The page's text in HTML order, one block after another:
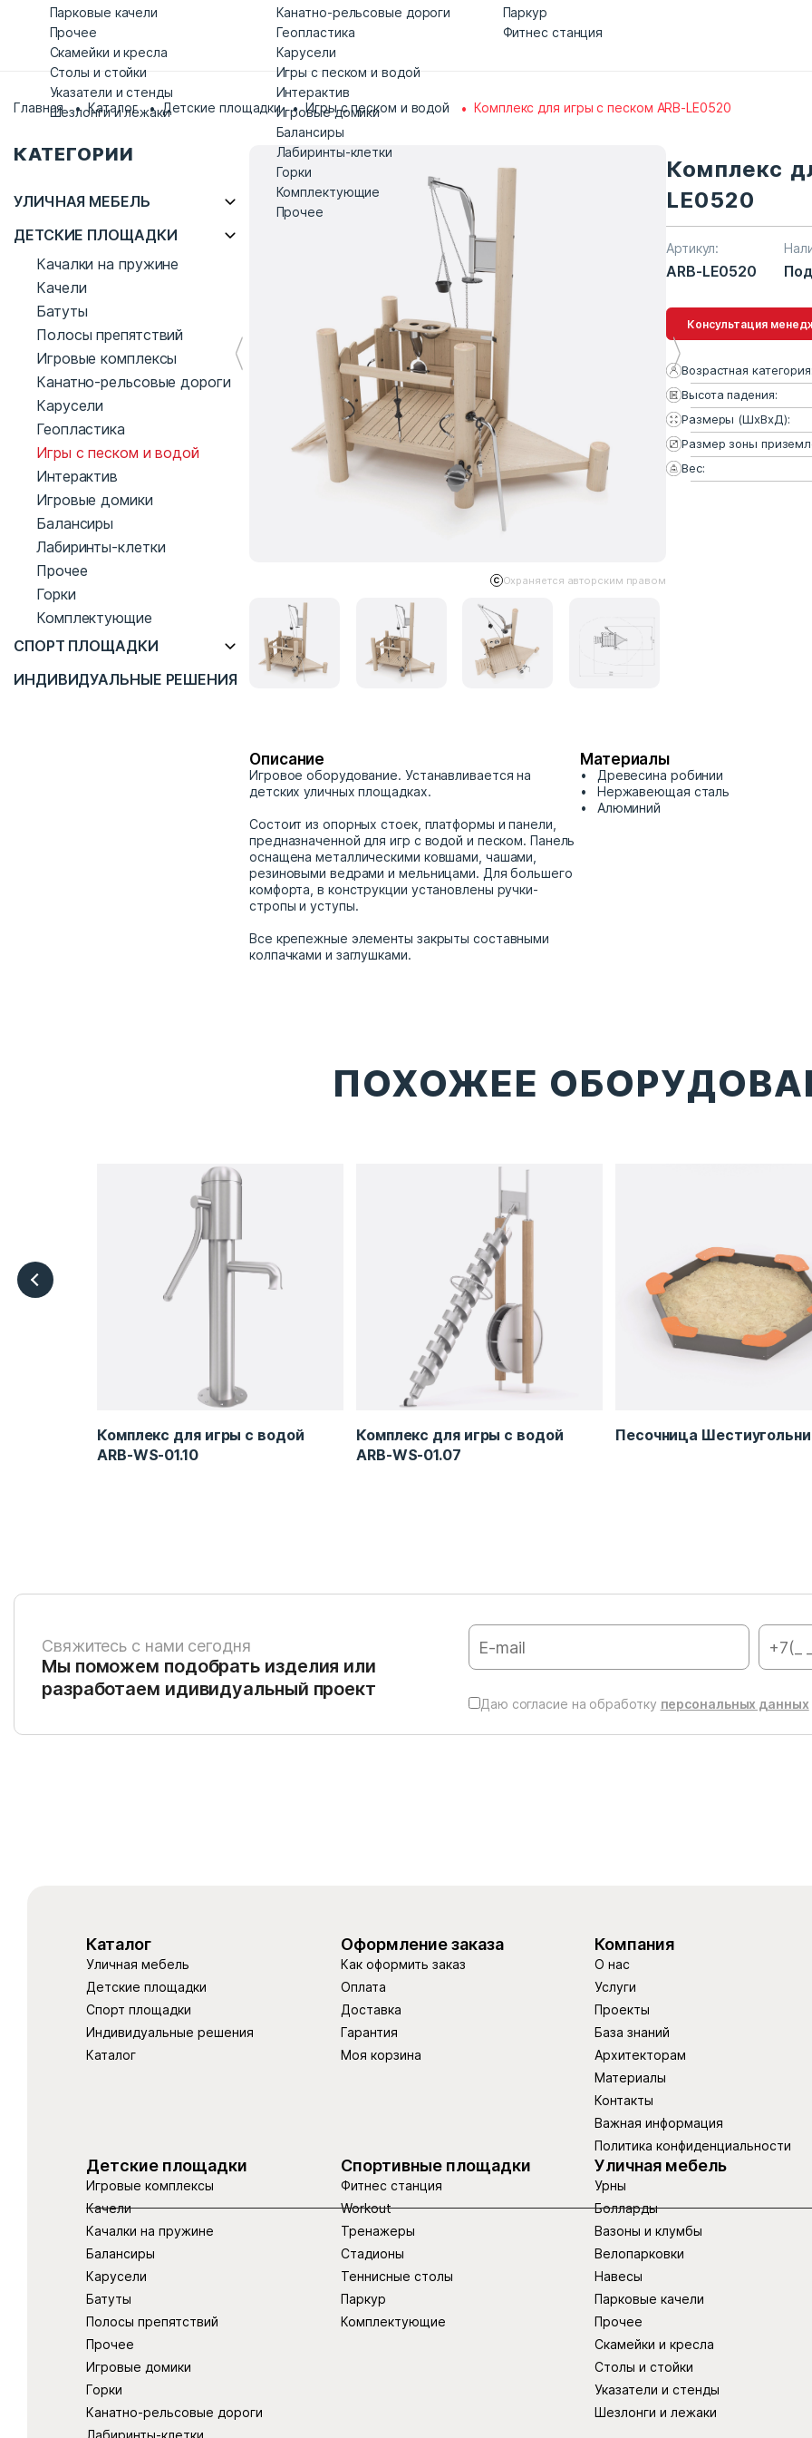
Парковые качели
Прочее
Скамейки и кресла
Столы и стойки
Указатели и стенды
Шезлонги и лежаки
Канатно-рельсовые дороги
Геопластика
Карусели
Игры с песком и водой
Интерактив
Игровые домики
Балансиры
Лабиринты-клетки
Горки
Комплектующие
Прочее
Паркур
Фитнес станция
Главная Каталог Детские площадки Игры с песком и водой Комплекс для игры с песком ARB-LE0520
КАТЕГОРИИ
УЛИЧНАЯ МЕБЕЛЬ
ДЕТСКИЕ ПЛОЩАДКИ
Качалки на пружине
Качели
Батуты
Полосы препятствий
Игровые комплексы
Канатно-рельсовые дороги
Карусели
Геопластика
Игры с песком и водой
Интерактив
Игровые домики
Балансиры
Лабиринты-клетки
Прочее
Горки
Комплектующие
СПОРТ ПЛОЩАДКИ
ИНДИВИДУАЛЬНЫЕ РЕШЕНИЯ
Охраняется авторским правом
Комплекс
LE0520
Артикул:
ARB-LE0520
Консультация
Возрастная
Высота падения:
Размеры (ШхВхД):
Размер зоны
Вес:
Описание
Игровое оборудование. Устанавливается на
детских уличных площадках.
Состоит из опорных стоек, платформы и панели,
предназначенной для игр с водой и песком. Панель
оснащена металлическими ковшами, чашами,
резиновыми ведрами и мельницами. Для большего
комфорта, в конструкции установлены ручки-
стропы и уступы.
Все крепежные элементы закрыты составными
колпачками и заглушками.
Материалы
Древесина робинии
Нержавеющая сталь
Алюминий
ПОХОЖЕЕ
Комплекс для игры с водой
ARB-WS-01.10
Комплекс для игры с водой
ARB-WS-01.07
Песочница
Свяжитесь с нами сегодня
Мы поможем подобрать изделия или
разработаем идивидуальный проект
Даю согласие на обработку персональных данных
Каталог
Уличная мебель
Детские площадки
Спорт площадки
Индивидуальные решения
Каталог
Оформление заказа
Как оформить заказ
Оплата
Доставка
Гарантия
Моя корзина
Компания
О нас
Услуги
Проекты
База знаний
Архитекторам
Материалы
Контакты
Важная информация
Политика конфиденциальности
Детские площадки
Игровые комплексы
Качели
Качалки на пружине
Балансиры
Карусели
Батуты
Полосы препятствий
Прочее
Игровые домики
Горки
Канатно-рельсовые дороги
Лабиринты-клетки
Спортивные площадки
Фитнес станция
Workout
Тренажеры
Стадионы
Теннисные столы
Паркур
Комплектующие
Уличная мебель
Урны
Болларды
Вазоны и клумбы
Велопарковки
Навесы
Парковые качели
Прочее
Скамейки и кресла
Столы и стойки
Указатели и стенды
Шезлонги и лежаки